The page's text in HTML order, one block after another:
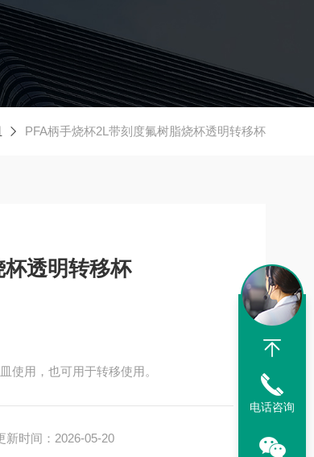
PFA柄手烧杯2L带刻度氟树脂烧杯透明转移杯
透明转移杯
使用，也可用于转移使用。
新时间：2026-05-20
电话咨询